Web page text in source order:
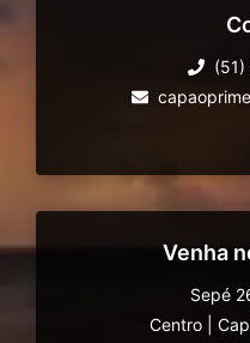
Venha
Sepé
Centro